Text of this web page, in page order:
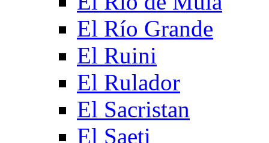
El Río Grande
El Ruini
El Rulador
El Sacristan
El Saeti